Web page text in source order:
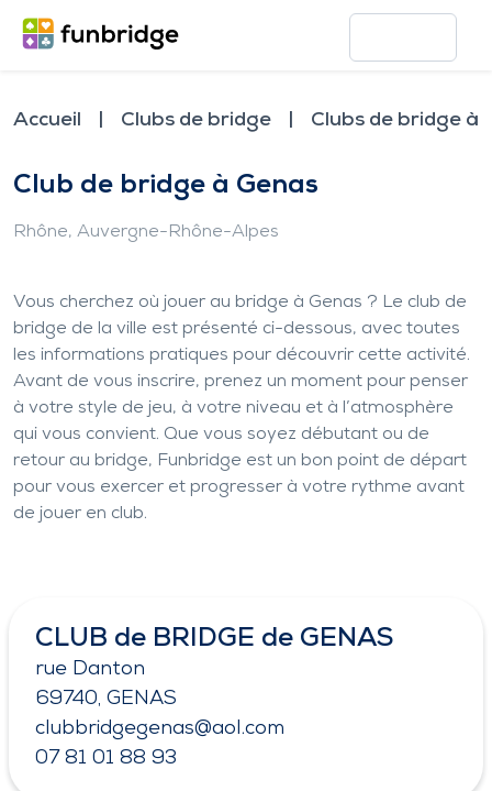
Accueil Clubs de bridge Clubs de bridge à
Club de bridge à Genas
Rhône, Auvergne-Rhône-Alpes
Vous cherchez où jouer au bridge à Genas ? Le club de
bridge de la ville est présenté ci-dessous, avec toutes
les informations pratiques pour découvrir cette activité.
Avant de vous inscrire, prenez un moment pour penser
à votre style de jeu, à votre niveau et à l’atmosphère
qui vous convient. Que vous soyez débutant ou de
retour au bridge, Funbridge est un bon point de départ
pour vous exercer et progresser à votre rythme avant
de jouer en club.
CLUB de BRIDGE de GENAS
rue Danton
69740, GENAS
clubbridgegenas@aol.com
07 81 01 88 93